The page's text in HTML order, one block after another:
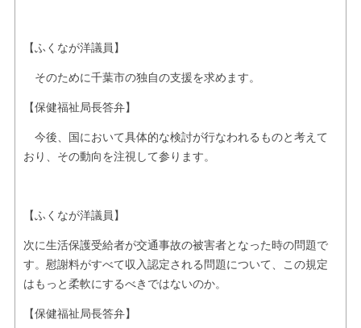
【ふくなが洋議員】
そのために千葉市の独自の支援を求めます。
【保健福祉局長答弁】
今後、国において具体的な検討が行なわれるものと考えて
おり、その動向を注視して参ります。
【ふくなが洋議員】
次に生活保護受給者が交通事故の被害者となった時の問題で
す。慰謝料がすべて収入認定される問題について、この規定
はもっと柔軟にするべきではないのか。
【保健福祉局長答弁】